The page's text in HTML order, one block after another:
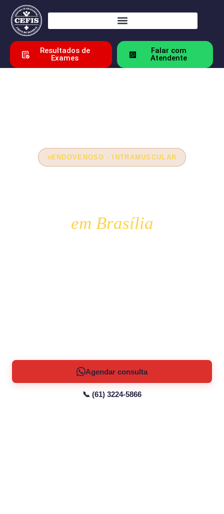
Resultados de
Exames
Falar com
Atendente
ENDOVENOSO · INTRAMUSCULAR
em Brasília
Agendar consulta
📞 (61) 3224-5866